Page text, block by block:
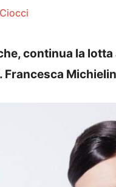
continua la